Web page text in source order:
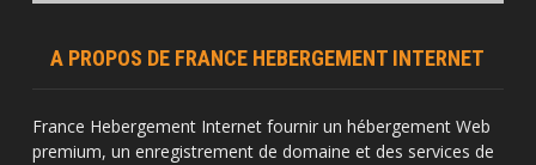
A PROPOS DE FRANCE HEBERGEMENT INTERNET
France Hebergement Internet fournir un hébergement Web
premium, un enregistrement de domaine et des services de